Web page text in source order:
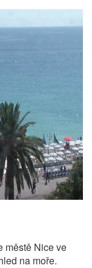
městě Nice ve
na moře.